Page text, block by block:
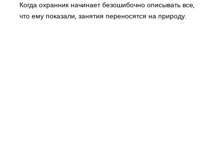
Когда охранник начинает безошибочно описывать все,
что ему показали, занятия переносятся на природу.